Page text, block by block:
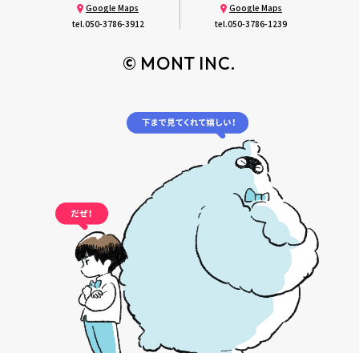
Google Maps
tel.050-3786-3912
Google Maps
tel.050-3786-1239
© MONT INC.